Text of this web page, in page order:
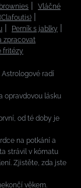
Vláčné
Perník s jablky
zpracovat
fritézy
Astrologové radí
opravdovou lásku
od té doby je
na potkání a
strávil v kómatu
Zjistěte, zda jste
věkem.